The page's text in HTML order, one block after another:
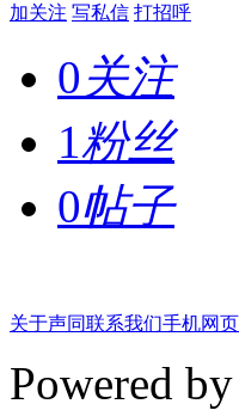
加关注 写私信 打招呼
0关注
1 粉丝
0帖子
关于声同联系我们手机网
Powered by